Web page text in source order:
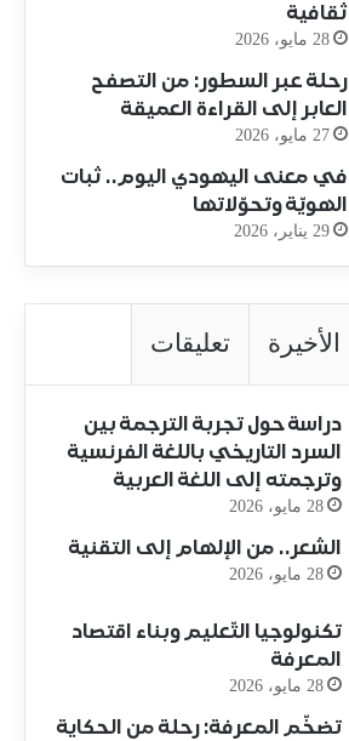
ثقافية
28 مايو، 2026
رحلة عبر السطور: من التصفح
العابر إلى القراءة العميقة
27 مايو، 2026
في معنى اليهودي اليوم.. ثبات
الهويّة وتحوّلاتها
29 يناير، 2026
الأخيرة تعليقات
دراسة حول تجربة الترجمة بين
السرد التاريخي باللغة الفرنسية
وترجمته إلى اللغة العربية
28 مايو، 2026
الشعر.. من الإلهام إلى التقنية
28 مايو، 2026
تكنولوجيا التّعليم وبناء اقتصاد
المعرفة
28 مايو، 2026
تضخّم المعرفة: رحلة من الحكاية